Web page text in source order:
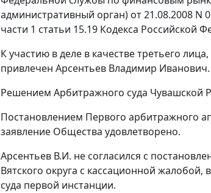
административный орган) от 21.08.2008
части 1 статьи 15.19 Кодекса Российской
К участию в деле в качестве третьего
привлечен Арсентьев Владимир Иванович.
Решением Арбитражного суда Чувашской
Постановлением Первого арбитражного
заявление Общества удовлетворено.
Арсентьев В.И. не согласился с
Вятского округа с кассационной
суда первой инстанции.